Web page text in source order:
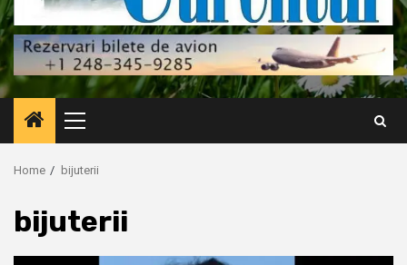
Primary
Menu
Home bijuterii
bijuterii